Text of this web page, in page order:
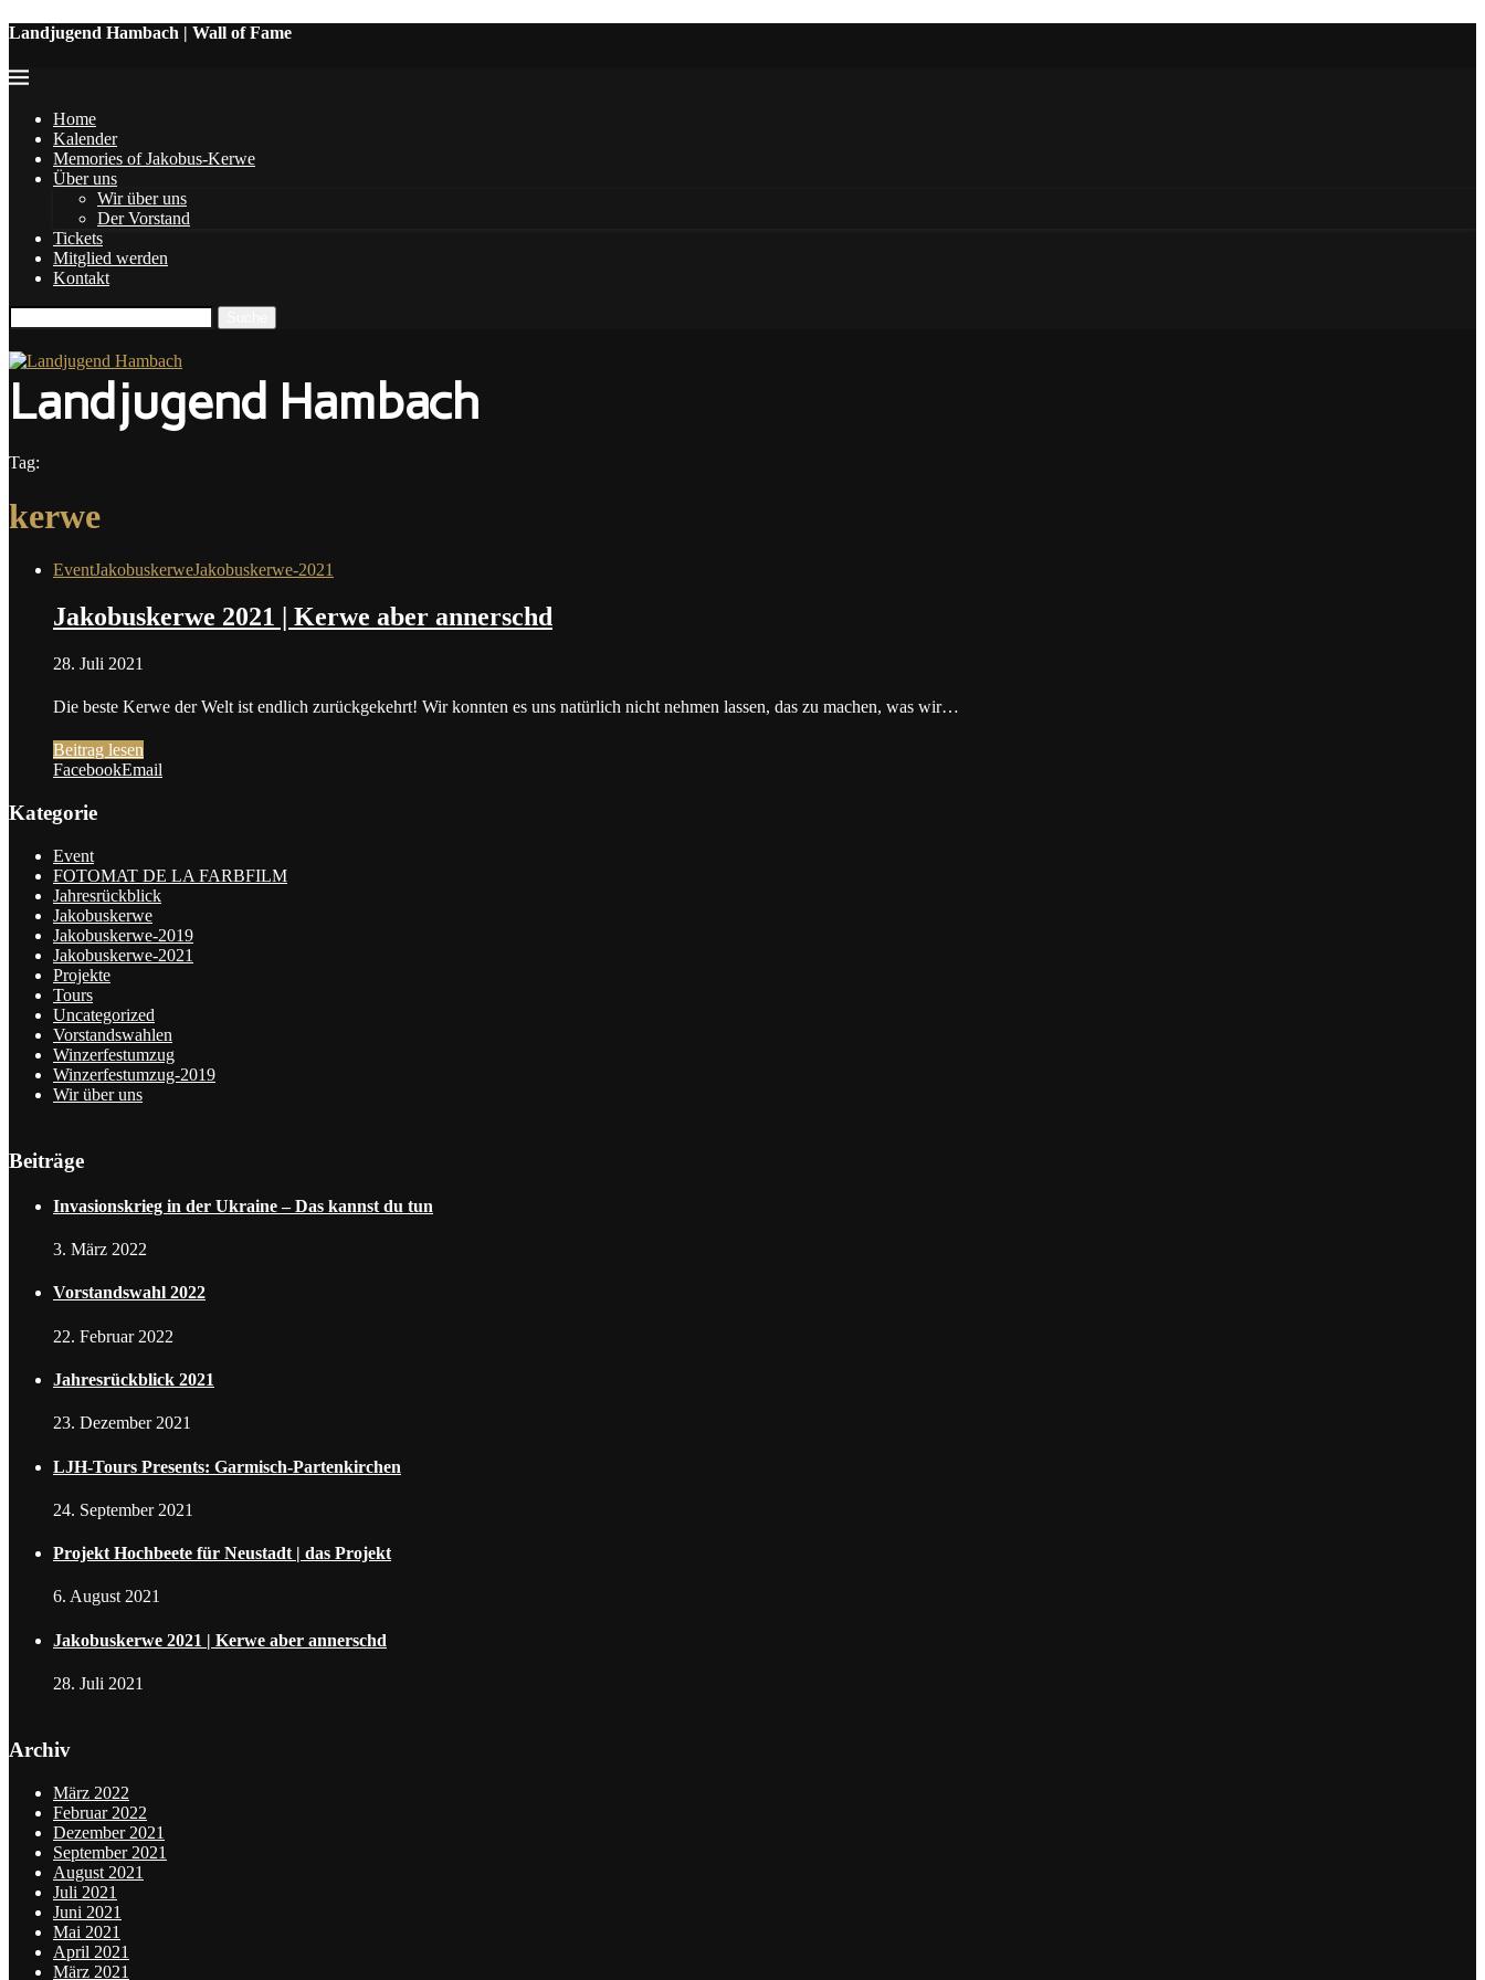
Landjugend Hambach | Wall of Fame
Home
Kalender
Memories of Jakobus-Kerwe
Über uns
Wir über uns
Der Vorstand
Tickets
Mitglied werden
Kontakt
Landjugend Hambach
Tag:
kerwe
EventJakobuskerweJakobuskerwe-2021
Jakobuskerwe 2021 | Kerwe aber annerschd
28. Juli 2021
Die beste Kerwe der Welt ist endlich zurückgekehrt! Wir konnten es uns natürlich nicht nehmen lassen, das zu machen, was wir…
Beitrag lesen
FacebookEmail
Kategorie
Event
FOTOMAT DE LA FARBFILM
Jahresrückblick
Jakobuskerwe
Jakobuskerwe-2019
Jakobuskerwe-2021
Projekte
Tours
Uncategorized
Vorstandswahlen
Winzerfestumzug
Winzerfestumzug-2019
Wir über uns
Beiträge
Invasionskrieg in der Ukraine – Das kannst du tun
3. März 2022
Vorstandswahl 2022
22. Februar 2022
Jahresrückblick 2021
23. Dezember 2021
LJH-Tours Presents: Garmisch-Partenkirchen
24. September 2021
Projekt Hochbeete für Neustadt | das Projekt
6. August 2021
Jakobuskerwe 2021 | Kerwe aber annerschd
28. Juli 2021
Archiv
März 2022
Februar 2022
Dezember 2021
September 2021
August 2021
Juli 2021
Juni 2021
Mai 2021
April 2021
März 2021